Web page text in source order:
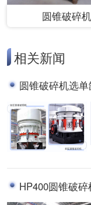
圆锥破碎机
相关新闻
圆锥破碎机选
HP400圆锥破